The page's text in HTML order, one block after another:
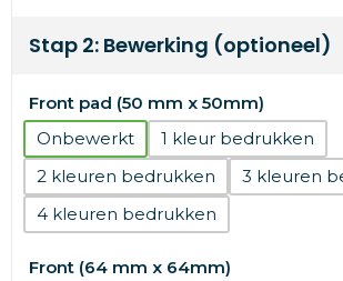
Stap 2: Bewerking (optioneel)
Front pad (50 mm x 50mm)
Onbewerkt
1
2
3
4
Front (64 mm x 64mm)